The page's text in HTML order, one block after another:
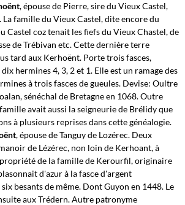
, épouse de Pierre, sire du Vieux Castel,
famille du Vieux Castel, dite encore du
Castel coz tenait les fiefs du Vieux Chastel, de
de Trébivan etc. Cette dernière terre
tard aux Kerhoënt. Porte trois fasces,
hermines 4, 3, 2 et 1. Elle est un ramage des
à trois fasces de gueules. Devise: Oultre
sénéchal de Bretagne en 1068. Outre
avait aussi la seigneurie de Brélidy que
à plusieurs reprises dans cette généalogie.
, épouse de Tanguy de Lozérec. Deux
de Lézérec, non loin de Kerhoant, à
de la famille de Kerourfil, originaire
d'azur à la fasce d'argent
besants de même. Dont Guyon en 1448. Le
aux Trédern. Autre patronyme